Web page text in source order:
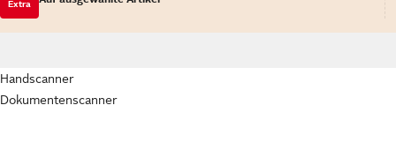
Extra
Handscanner
Dokumentenscanner